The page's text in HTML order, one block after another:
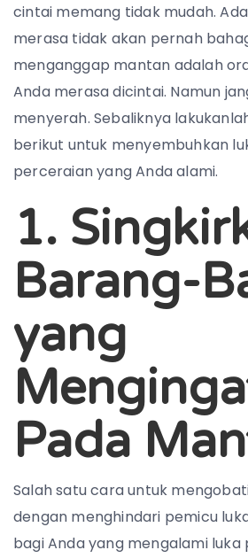
cintai memang tidak mudah.
merasa tidak akan pernah
menganggap mantan adalah
Anda merasa dicintai. Namun
menyerah. Sebaliknya
berikut untuk menyembuhkan
perceraian yang Anda alami.
1.
Barang-
yang
Pada
Salah satu cara untuk
dengan menghindari pemicu
bagi Anda yang mengalami